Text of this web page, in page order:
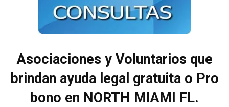
Asociaciones y Voluntarios que
brindan ayuda legal gratuita o Pro
bono en NORTH MIAMI FL.